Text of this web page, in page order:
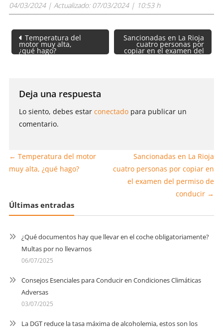
04/03/2024 | Actualizado: 07/03/2024 | 10:53 h
Navegación
de
entradas
Temperatura del
motor muy alta,
¿qué hago?
Sancionadas en La Rioja
cuatro personas por
copiar en el examen del
permiso de conducir
Deja una respuesta
Lo siento, debes estar conectadopara publicar un
comentario.
← Temperatura del motor
muy alta, ¿qué hago?
Sancionadas en La Rioja
cuatro personas por copiar en
el examen del permiso de
conducir →
Últimas entradas
¿Qué documentos hay que llevar en el coche obligatoriamente?
Multas por no llevarnos
06/07/2025
Consejos Esenciales para Conducir en Condiciones Climáticas
Adversas
03/07/2025
La DGT reduce la tasa máxima de alcoholemia, estos son los